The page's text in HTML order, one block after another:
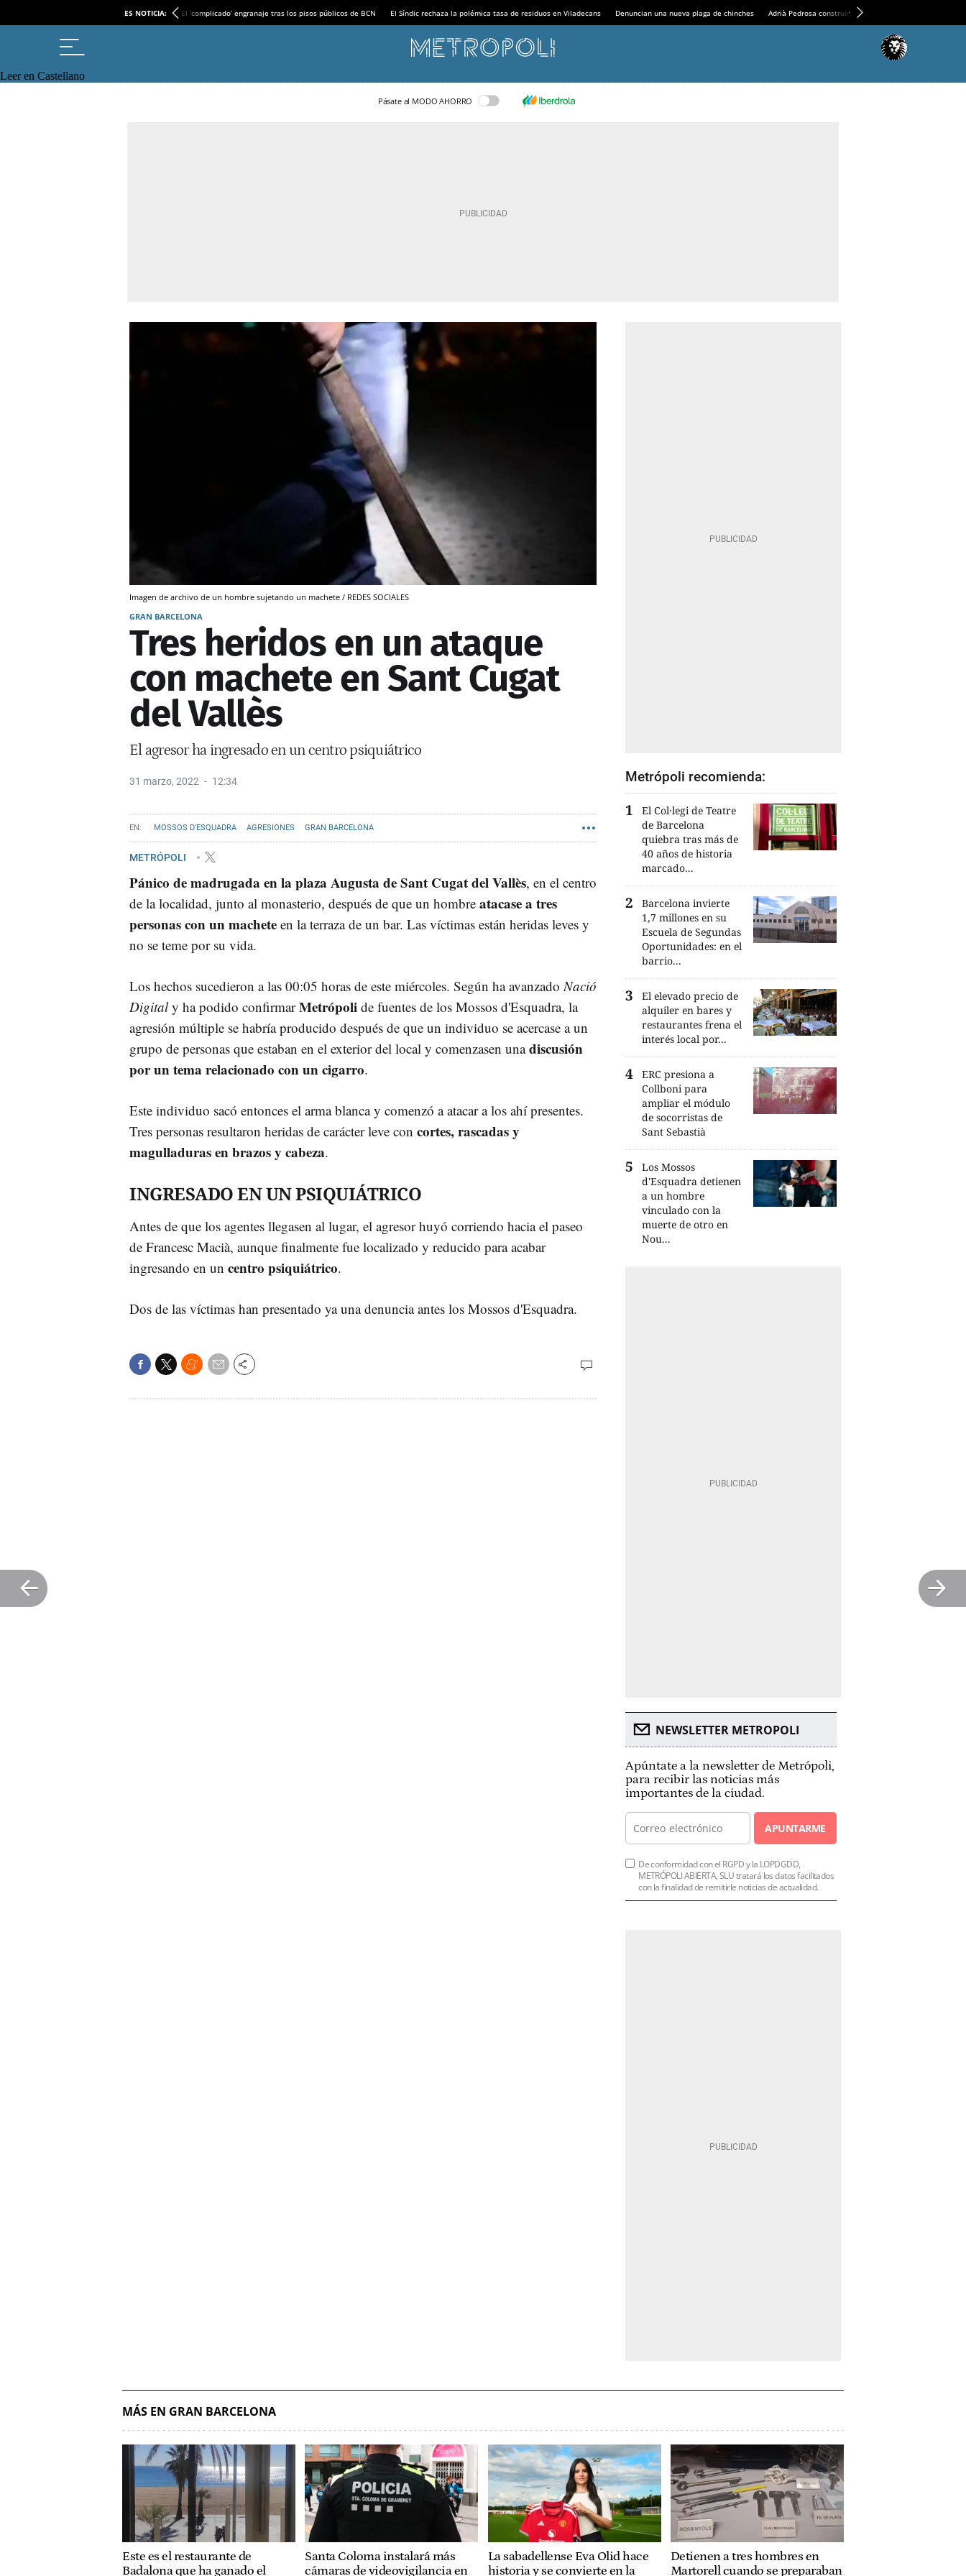
ES NOTICIA: El ‘complicado’ engranaje tras los pisos públicos de BCN El Síndic rechaza la polémica tasa de residuos en Viladecans Denuncian una nueva plaga de chinches Adrià Pedrosa construirá la nueva residencia en el
Leer en Castellano
Pásate al MODO AHORRO
Imagen de archivo de un hombre sujetando un machete / REDES SOCIALES
GRAN BARCELONA
Tres heridos en un ataque
con machete en Sant Cugat
del Vallès
El agresor ha ingresado en un centro psiquiátrico
31 marzo, 2022 12:34
MOSSOS D'ESQUADRA AGRESIONES GRAN BARCELONA
METRÓPOLI
Pánico de madrugada en la plaza Augusta de Sant Cugat del Vallès, en el centro
de la localidad, junto al monasterio, después de que un hombre atacase a tres
personas con un machete en la terraza de un bar. Las víctimas están heridas leves y
no se teme por su vida.
Los hechos sucedieron a las 00:05 horas de este miércoles. Según ha avanzado Nació
Digitaly ha podido confirmarMetrópoli de fuentes de los Mossos d'Esquadra, la
agresión múltiple se habría producido después de que un individuo se acercase a un
grupo de personas que estaban en el exterior del local y comenzasen unadiscusión
por un tema relacionado con un cigarro.
Este individuo sacó entonces el arma blanca y comenzó a atacar a los ahí presentes.
Tres personas resultaron heridas de carácter leve con cortes, rascadas y
magulladuras en brazos y cabeza.
INGRESADO EN UN PSIQUIÁTRICO
Antes de que los agentes llegasen al lugar, el agresor huyó corriendo hacia el paseo
de Francesc Macià, aunque finalmente fue localizado y reducido para acabar
ingresando en un centro psiquiátrico.
Dos de las víctimas han presentado ya una denuncia antes los Mossos d'Esquadra.
Metrópoli recomienda:
El Col·legi de Teatre
de Barcelona
quiebra tras más de
40 años de historia
marcado...
Barcelona invierte
1,7 millones en su
Escuela de Segundas
Oportunidades: en el
barrio...
El elevado precio de
alquiler en bares y
restaurantes frena el
interés local por...
ERC presiona a
Collboni para
ampliar el módulo
de socorristas de
Sant Sebastià
Los Mossos
d'Esquadra detienen
a un hombre
vinculado con la
muerte de otro en
Nou...
NEWSLETTER METROPOLI
Apúntate a la newsletter de Metrópoli,
para recibir las noticias más
importantes de la ciudad.
APUNTARME
De conformidad con el RGPD y la LOPDGDD,
METRÓPOLI ABIERTA, SLU tratará los datos facilitados
con la finalidad de remitirle noticias de actualidad.
MÁS EN GRAN BARCELONA
Este es el restaurante de
Badalona que ha ganado el
Santa Coloma instalará más
cámaras de videovigilancia en
La sabadellense Eva Olid hace
historia y se convierte en la
Detienen a tres hombres en
Martorell cuando se preparaban